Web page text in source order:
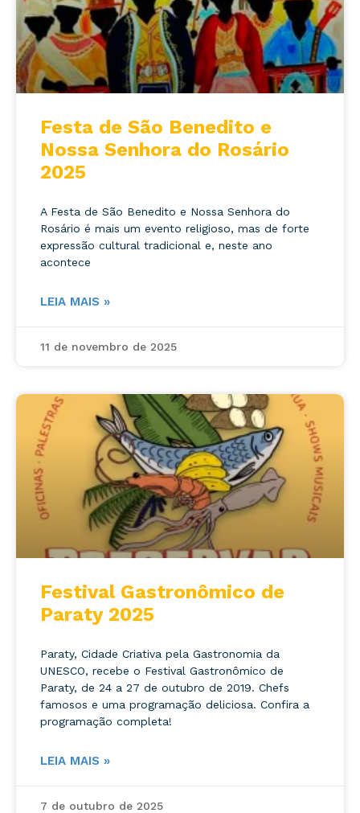
Festa de São Benedito e
Nossa Senhora do Rosário
2025
A Festa de São Benedito e Nossa Senhora do
Rosário é mais um evento religioso, mas de forte
expressão cultural tradicional e, neste ano
acontece
LEIA MAIS »
11 de novembro de 2025
Festival Gastronômico de
Paraty 2025
Paraty, Cidade Criativa pela Gastronomia da
UNESCO, recebe o Festival Gastronômico de
Paraty, de 24 a 27 de outubro de 2019. Chefs
famosos e uma programação deliciosa. Confira a
programação completa!
LEIA MAIS »
7 de outubro de 2025